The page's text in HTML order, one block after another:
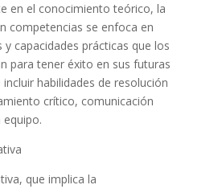
en el conocimiento teórico, la
competencias se enfoca en
y capacidades prácticas que los
para tener éxito en sus futuras
habilidades de resolución
crítico, comunicación
que implica la